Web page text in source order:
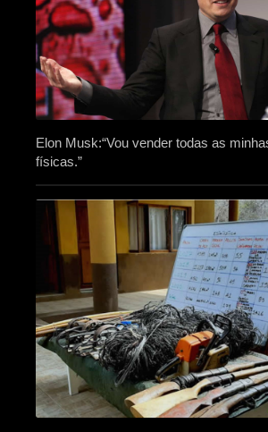
Elon Musk:“Vou vender todas as
físicas.”